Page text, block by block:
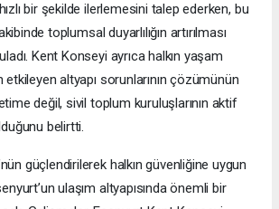
bir şekilde ilerlemesini talep ederken, bu
toplumsal duyarlılığın artırılması
Kent Konseyi ayrıca halkın yaşam
altyapı sorunlarının çözümünün
değil, sivil toplum kuruluşlarının aktif
belirtti.
güçlendirilerek halkın güvenliğine uygun
ulaşım altyapısında önemli bir